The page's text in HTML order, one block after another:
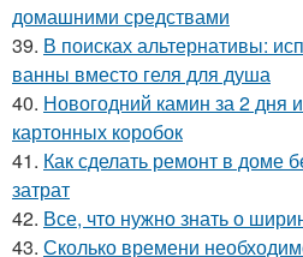
домашними средствами
39. В поисках альтернативы:
ванны вместо геля для душа
40. Новогодний камин за 2 дня
картонных коробок
41. Как сделать ремонт в доме
затрат
42. Все, что нужно знать о
43. Сколько времени